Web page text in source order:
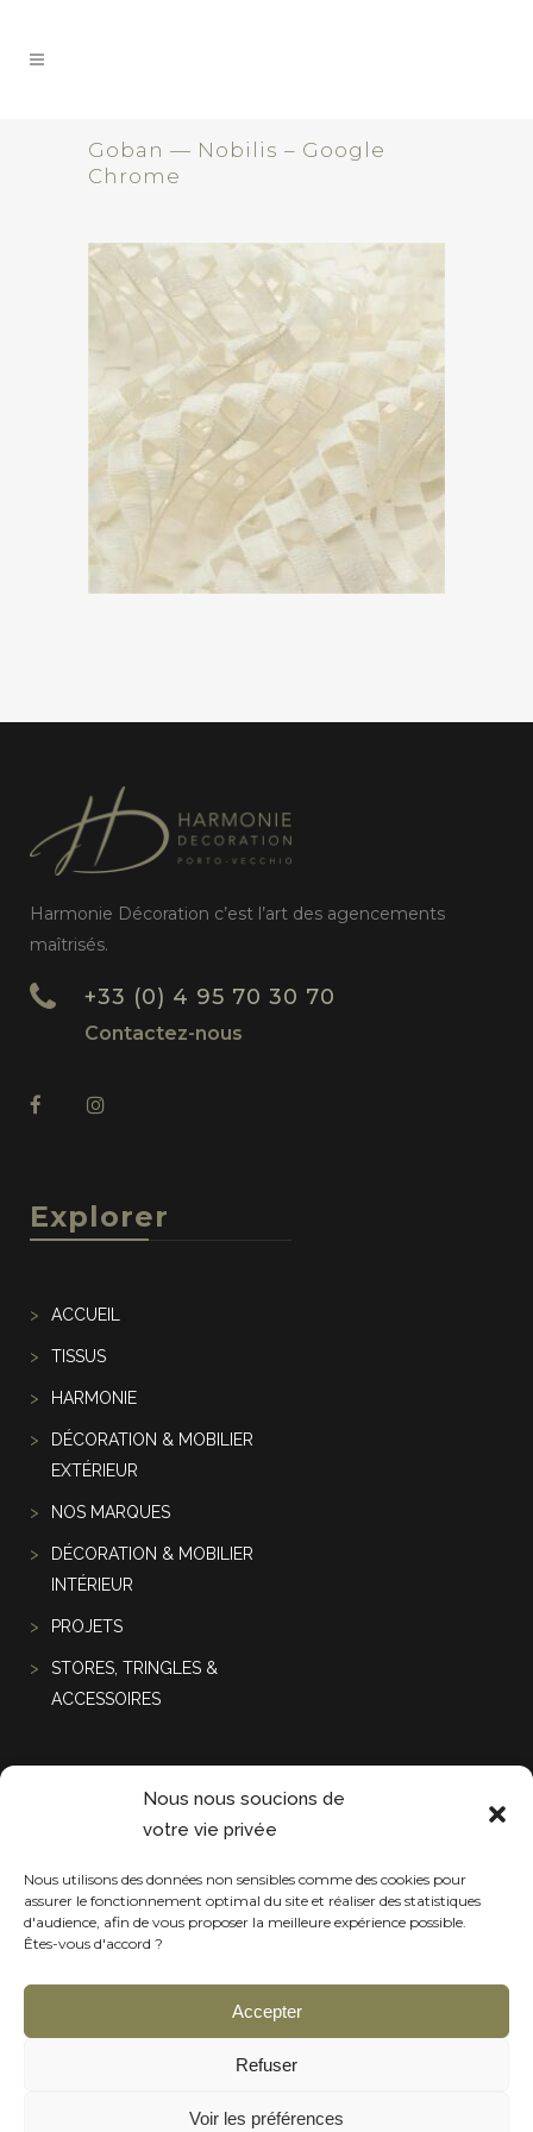
Nous nous soucions de
votre vie privée
Nous utilisons des données non sensibles comme des cookies pour
assurer le fonctionnement optimal du site et réaliser des statistiques
d'audience, afin de vous proposer la meilleure expérience possible.
Êtes-vous d'accord ?
Accepter
Refuser
Voir les préférences
Goban — Nobilis – Google
Chrome
Harmonie Décoration c’est l’art des agencements
maîtrisés.
+33 (0) 4 95 70 30 70
Contactez-nous
Explorer
ACCUEIL
TISSUS
HARMONIE
DÉCORATION & MOBILIER
EXTÉRIEUR
NOS MARQUES
DÉCORATION & MOBILIER
INTÉRIEUR
PROJETS
STORES, TRINGLES &
ACCESSOIRES
Projets récentes